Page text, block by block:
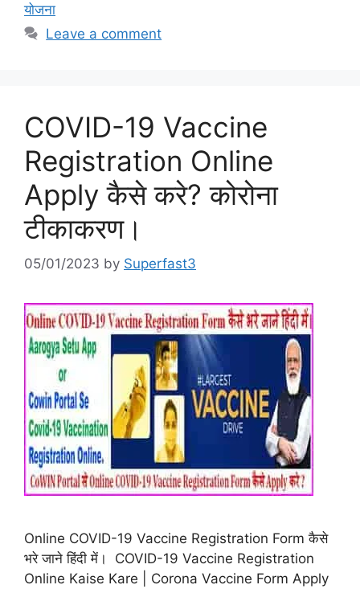
योजना
Leave a comment
COVID-19 Vaccine
Registration Online
Apply कैसे करे? कोरोना
टीकाकरण।
05/01/2023 by Superfast3
Online COVID-19 Vaccine Registration Form कैसे
भरे जाने हिंदी में। COVID-19 Vaccine Registration
Online Kaise Kare | Corona Vaccine Form Apply